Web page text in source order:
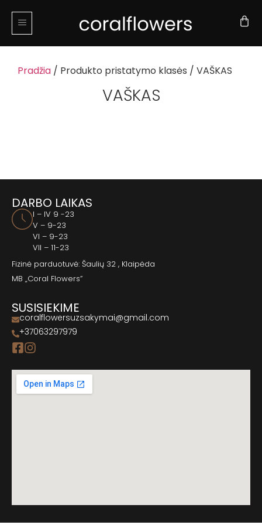
Pradžia / Produkto pristatymo klasės / VAŠKAS
VAŠKAS
DARBO LAIKAS
I – IV 9 -23
V – 9-23
VI – 9-23
VII – 11-23
Fizinė parduotuvė: Šaulių 32 , Klaipėda
MB „Coral Flowers”
SUSISIEKIME
coralflowersuzsakymai@gmail.com
+37063297979